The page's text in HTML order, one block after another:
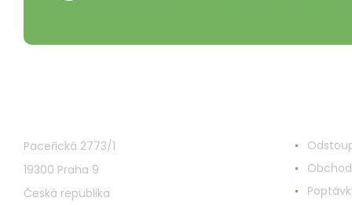
Paceřická 2773/1
19300 Praha 9
Česká republika